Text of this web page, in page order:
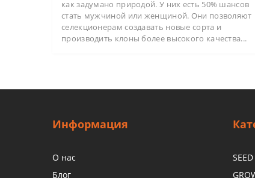
как задумано природой. У них есть 50% шансов
стать мужчиной или женщиной. Они позволяют
селекционерам создавать новые сорта и
производить клоны более высокого качества...
Информация
О нас
Блог